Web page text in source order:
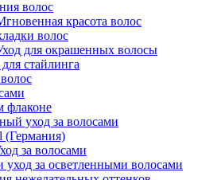
волос
красота волос
волос
для окрашенных волосы
стайлинга
флаконе
уход за волосами
(Германия)
за волосами
за осветленными волосами